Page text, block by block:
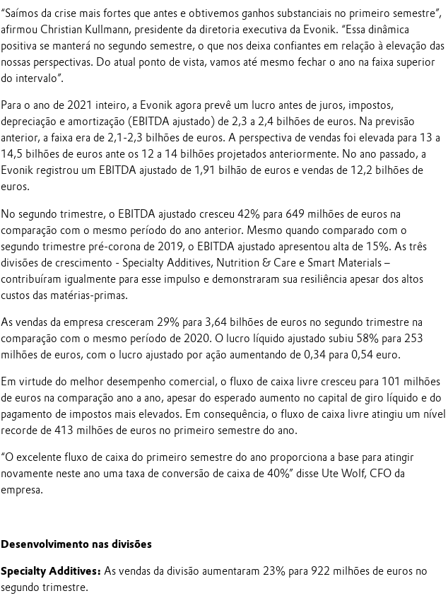
“Saímos da crise mais fortes que antes e obtivemos ganhos substanciais no primeiro semestre”,
afirmou Christian Kullmann, presidente da diretoria executiva da Evonik. “Essa dinâmica
positiva se manterá no segundo semestre, o que nos deixa confiantes em relação à elevação das
nossas perspectivas. Do atual ponto de vista, vamos até mesmo fechar o ano na faixa superior
do intervalo”.
Para o ano de 2021 inteiro, a Evonik agora prevê um lucro antes de juros, impostos,
depreciação e amortização (EBITDA ajustado) de 2,3 a 2,4 bilhões de euros. Na previsão
anterior, a faixa era de 2,1-2,3 bilhões de euros. A perspectiva de vendas foi elevada para 13 a
14,5 bilhões de euros ante os 12 a 14 bilhões projetados anteriormente. No ano passado, a
Evonik registrou um EBITDA ajustado de 1,91 bilhão de euros e vendas de 12,2 bilhões de
euros.
No segundo trimestre, o EBITDA ajustado cresceu 42% para 649 milhões de euros na
comparação com o mesmo período do ano anterior. Mesmo quando comparado com o
segundo trimestre pré-corona de 2019, o EBITDA ajustado apresentou alta de 15%. As três
divisões de crescimento - Specialty Additives, Nutrition & Care e Smart Materials –
contribuíram igualmente para esse impulso e demonstraram sua resiliência apesar dos altos
custos das matérias-primas.
As vendas da empresa cresceram 29% para 3,64 bilhões de euros no segundo trimestre na
comparação com o mesmo período de 2020. O lucro líquido ajustado subiu 58% para 253
milhões de euros, com o lucro ajustado por ação aumentando de 0,34 para 0,54 euro.
Em virtude do melhor desempenho comercial, o fluxo de caixa livre cresceu para 101 milhões
de euros na comparação ano a ano, apesar do esperado aumento no capital de giro líquido e do
pagamento de impostos mais elevados. Em consequência, o fluxo de caixa livre atingiu um nível
recorde de 413 milhões de euros no primeiro semestre do ano.
“O excelente fluxo de caixa do primeiro semestre do ano proporciona a base para atingir
novamente neste ano uma taxa de conversão de caixa de 40%” disse Ute Wolf, CFO da
empresa.
Desenvolvimento nas divisões
Specialty Additives: As vendas da divisão aumentaram 23% para 922 milhões de euros no
segundo trimestre.